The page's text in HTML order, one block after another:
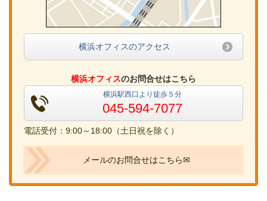
横浜オフィスのアクセス
横浜オフィスのお問合せはこちら
横浜駅西口より徒歩５分
045-594-7077
電話受付：9:00～18:00（土日祝を除く）
メールのお問合せはこちら✉